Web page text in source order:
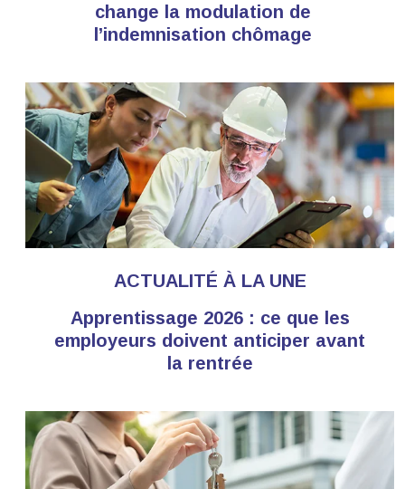
change la modulation de
l’indemnisation chômage
ACTUALITÉ À LA UNE
Apprentissage 2026 : ce que les
employeurs doivent anticiper avant
la rentrée